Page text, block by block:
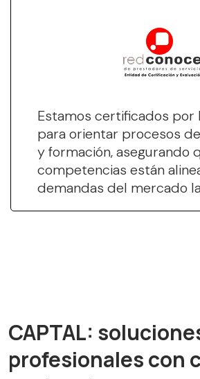
Estamos certificados por
para orientar procesos
y formación, asegurando
competencias están
demandas del mercado
CAPTAL:
profesionales con